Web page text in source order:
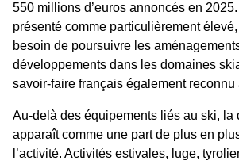
550 millions d’euros annoncés en
présenté comme particulièrement
besoin de poursuivre les
développements dans les domaines
savoir-faire français également reconnu
Au-delà des équipements liés au ski, la
apparaît comme une part de plus en
l’activité. Activités estivales, luge,